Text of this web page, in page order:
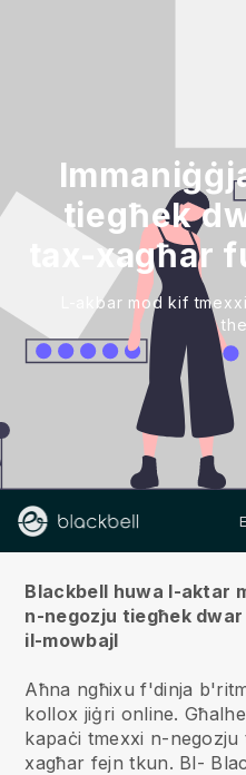
tiegħek
tax-xagħar
L-akbar mod kif
Blackbell huwa l-aktar
n-negozju tiegħek
il-mowbajl
Aħna ngħixu f'dinja
kollox jiġri online.
kapaċi tmexxi n-
xagħar fejn tkun. Bl-